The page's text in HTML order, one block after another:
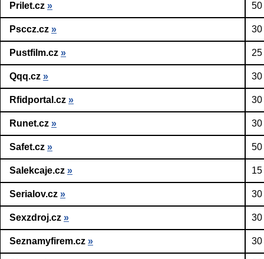
Prilet.cz » 50
Psccz.cz » 30
Pustfilm.cz »
Qqq.cz » 30
Rfidportal.cz » 30
Runet.cz » 30
Safet.cz » 50
Salekcaje.cz »
Serialov.cz » 30
Sexzdroj.cz » 30
Seznamyfirem.cz » 30